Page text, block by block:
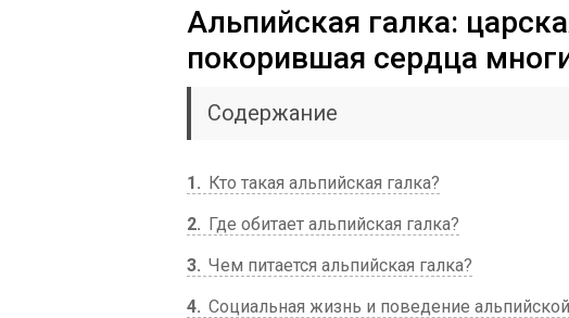
Альпийская галка:
покорившая сердца
Содержание
1
Кто такая альпийская галка?
2
Где обитает альпийская галка?
3 Чем питается альпийская галка?
4 Социальная жизнь и поведение